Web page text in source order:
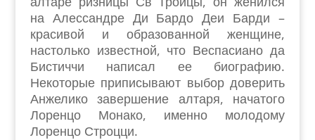
на Алессандре Ди Бардо Деи Барди –
красивой и образованной женщине,
настолько известной, что Веспасиано да
Бистиччи написал ее биографию.
Некоторые приписывают выбор доверить
Анжелико завершение алтаря, начатого
Лоренцо Монако, именно молодому
Лоренцо Строцци.